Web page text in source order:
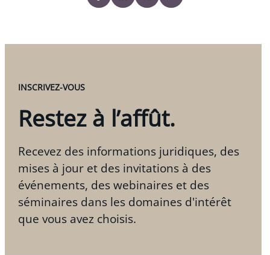
INSCRIVEZ-VOUS
Restez à l’affût.
Recevez des informations juridiques, des
mises à jour et des invitations à des
événements, des webinaires et des
séminaires dans les domaines d'intérêt
que vous avez choisis.